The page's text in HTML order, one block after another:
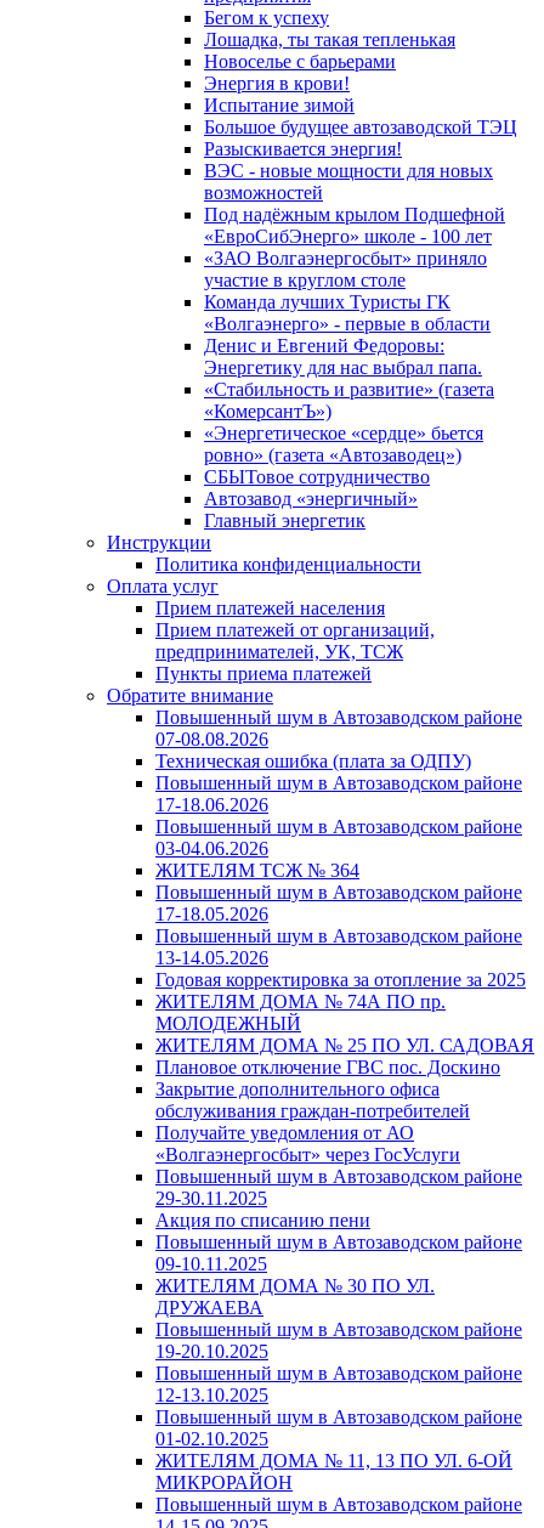
Бегом к успеху
Лошадка, ты такая тепленькая
Новоселье с барьерами
Энергия в крови!
Испытание зимой
Большое будущее автозаводской ТЭЦ
Разыскивается энергия!
ВЭС - новые мощности для новых
возможностей
Под надёжным крылом Подшефной
«ЕвроСибЭнерго» школе - 100 лет
«ЗАО Волгаэнергосбыт» приняло
участие в круглом столе
Команда лучших Туристы ГК
«Волгаэнерго» - первые в области
Денис и Евгений Федоровы:
Энергетику для нас выбрал папа.
«Стабильность и развитие» (газета
«КомерсантЪ»)
«Энергетическое «сердце» бьется
ровно» (газета «Автозаводец»)
СБЫТовое сотрудничество
Автозавод «энергичный»
Главный энергетик
Инструкции
Политика конфиденциальности
Оплата услуг
Прием платежей населения
Прием платежей от организаций,
предпринимателей, УК, ТСЖ
Пункты приема платежей
Обратите внимание
Повышенный шум в Автозаводском районе
07-08.08.2026
Техническая ошибка (плата за ОДПУ)
Повышенный шум в Автозаводском районе
17-18.06.2026
Повышенный шум в Автозаводском районе
03-04.06.2026
ЖИТЕЛЯМ ТСЖ № 364
Повышенный шум в Автозаводском районе
17-18.05.2026
Повышенный шум в Автозаводском районе
13-14.05.2026
Годовая корректировка за отопление за 2025
ЖИТЕЛЯМ ДОМА № 74А ПО пр.
МОЛОДЕЖНЫЙ
ЖИТЕЛЯМ ДОМА № 25 ПО УЛ. САДОВАЯ
Плановое отключение ГВС пос. Доскино
Закрытие дополнительного офиса
обслуживания граждан-потребителей
Получайте уведомления от АО
«Волгаэнергосбыт» через ГосУслуги
Повышенный шум в Автозаводском районе
29-30.11.2025
Акция по списанию пени
Повышенный шум в Автозаводском районе
09-10.11.2025
ЖИТЕЛЯМ ДОМА № 30 ПО УЛ.
ДРУЖАЕВА
Повышенный шум в Автозаводском районе
19-20.10.2025
Повышенный шум в Автозаводском районе
12-13.10.2025
Повышенный шум в Автозаводском районе
01-02.10.2025
ЖИТЕЛЯМ ДОМА № 11, 13 ПО УЛ. 6-ОЙ
МИКРОРАЙОН
Повышенный шум в Автозаводском районе